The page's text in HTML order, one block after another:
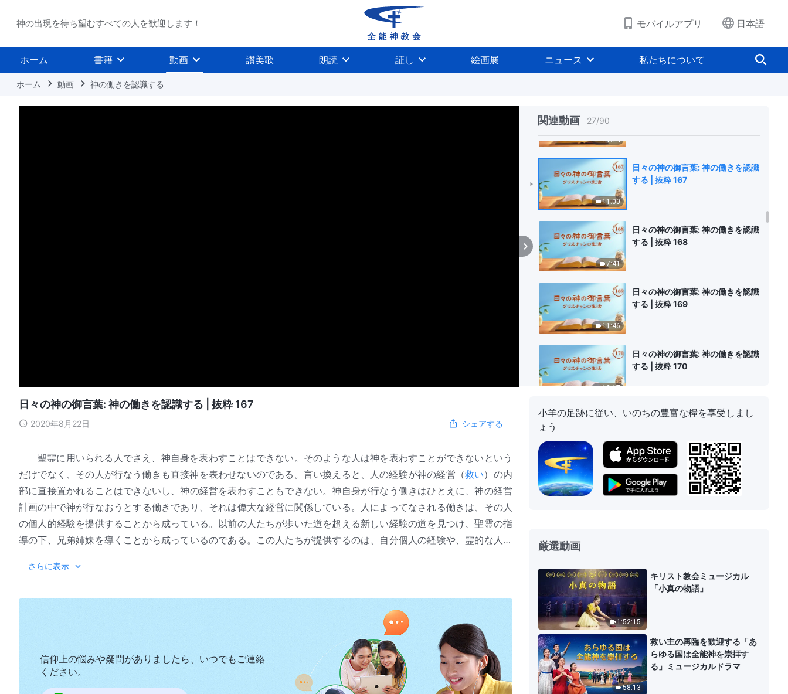
神の出現を待ち望むすべての人を歓迎します！ モバイルアプリ 日本語
ホーム 書籍 動画 讃美歌 朗読 証し 絵画展 ニュース 私たちについて
ホーム 動画 神の働きを認識する
関連動画 27/90
する | 抜粋 165
11:14
11:00
日々の神の御言葉: 神の働きを認識
する | 抜粋 167
7:41
日々の神の御言葉: 神の働きを認識
する | 抜粋 168
11:46
日々の神の御言葉: 神の働きを認識
する | 抜粋 169
12:17
日々の神の御言葉: 神の働きを認識
する | 抜粋 170
8:17
日々の神の御言葉: 神の働きを認識
日々の神の御言葉: 神の働きを認識
する | 抜粋 172
4:58
12:02
日々の神の御言葉: 神の働きを認識
する | 抜粋 174
日々の神の御言葉: 神の働きを認識
する | 抜粋 175
日々の神の御言葉: 神の働きを認識する | 抜粋 167
2020年8月22日 シェアする
聖霊に用いられる人でさえ、神自身を表わすことはできない。そのような人は神を表わすことができないという
だけでなく、その人が行なう働きも直接神を表わせないのである。言い換えると、人の経験が神の経営（救い）の内
部に直接置かれることはできないし、神の経営を表わすこともできない。神自身が行なう働きはひとえに、神の経営
計画の中で神が行なおうとする働きであり、それは偉大な経営に関係している。人によってなされる働きは、その人
の個人的経験を提供することから成っている。以前の人たちが歩いた道を超える新しい経験の道を見つけ、聖霊の指
導の下、兄弟姉妹を導くことから成っているのである。この人たちが提供するのは、自分個人の経験や、霊的な人た
画の中の偉大な経営の働きとは無関係である。彼らはただ自分たちが果たしている役目が終わるか、自分たちの生涯
面を続けていくことだけである。そのような人たちは基本的に、神の経営のより偉大な働きをすることができず、新
しい道を切り開くこともできず、ましてや前の時代から続く神の働きをすべて終わらせることなどできない。よっ
て、彼らが行なう働きは、被造物が己の役目を果たすことを表わしているだけで、神自身が己の職分を果たすことは
表わせない。これは、彼らの行なう働きが神自身の行なう働きと違うからである。新しい時代を導入する働きは、人
が神の代わりに行なえるものではない。他ならぬ神自身にしかできないことなのである。人によって行なわれるすべ
さらに表示
信仰上の悩みや疑問がありましたら、いつでもご連絡
ください。
小羊の足跡に従い、いのちの豊富な糧を享受しまし
ょう
厳選動画
1:52:15
キリスト教会ミュージカル
「小真の物語」
58:13
救い主の再臨を歓迎する「あ
らゆる国は全能神を崇拝す
る」ミュージカルドラマ